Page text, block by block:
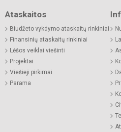
Ataskaitos
Biudžeto vykdymo ataskaitų rinkiniai
Finansinių ataskaitų rinkiniai
Lėšos veiklai viešinti
Projektai
Viešieji pirkimai
Parama